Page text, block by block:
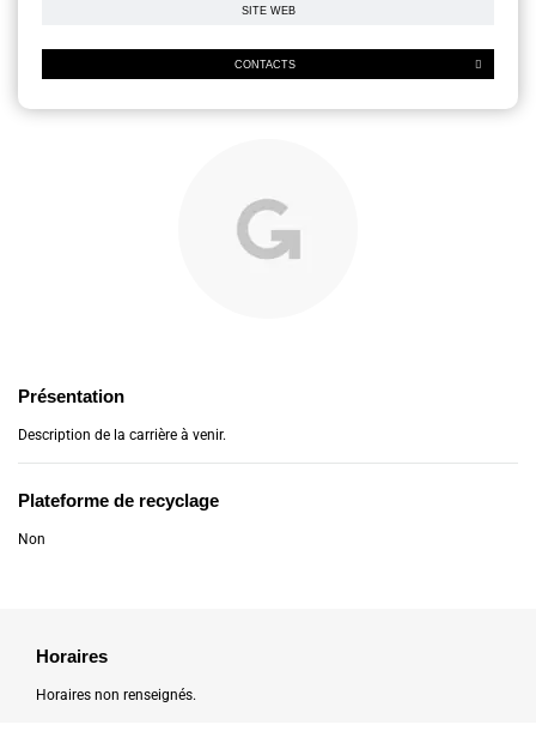
SITE WEB
CONTACTS
Présentation
Description de la carrière à venir.
Plateforme de recyclage
Non
Horaires
Horaires non renseignés.